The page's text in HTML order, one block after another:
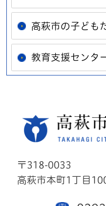
高萩市の子ども
教育支援センタ
〒318-0033
高萩市本町1丁目